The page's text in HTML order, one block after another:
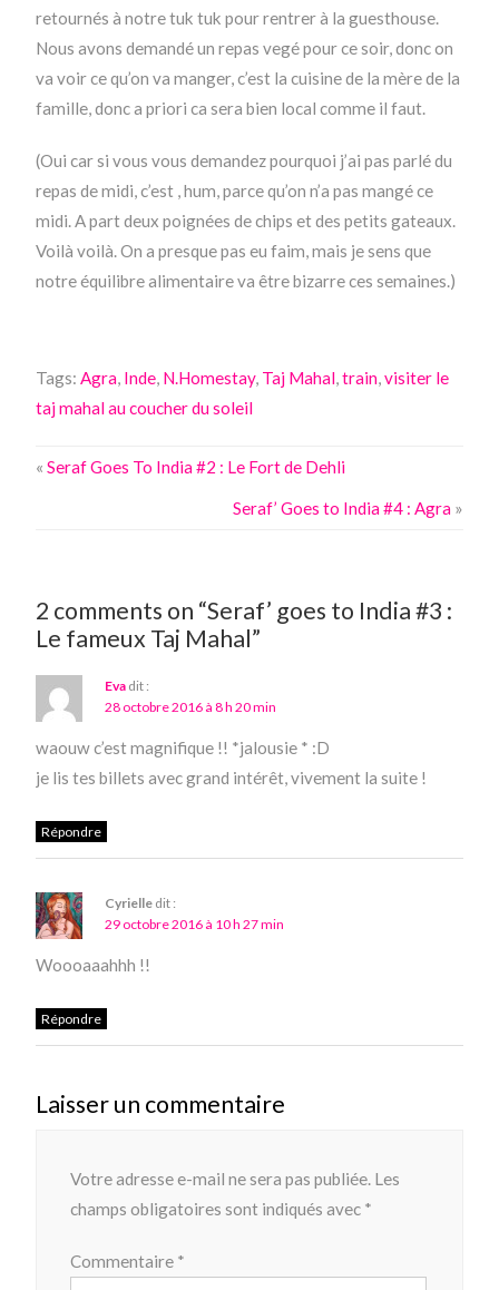
retournés à notre tuk tuk pour rentrer à la guesthouse.
Nous avons demandé un repas vegé pour ce soir, donc on
va voir ce qu’on va manger, c’est la cuisine de la mère de la
famille, donc a priori ca sera bien local comme il faut.
(Oui car si vous vous demandez pourquoi j’ai pas parlé du
repas de midi, c’est , hum, parce qu’on n’a pas mangé ce
midi. A part deux poignées de chips et des petits gateaux.
Voilà voilà. On a presque pas eu faim, mais je sens que
notre équilibre alimentaire va être bizarre ces semaines.)
Tags:Agra, Inde, N.Homestay, Taj Mahal,train,visiter le
taj mahal au coucher du soleil
«Seraf Goes To India #2 : Le Fort de Dehli
Seraf’ Goes to India #4 : Agra»
2 comments on “Seraf’ goes to India #3 :
Le fameux Taj Mahal”
Eva dit :
28 octobre 2016 à 8 h 20 min
waouw c’est magnifique !! *jalousie * :D
je lis tes billets avec grand intérêt, vivement la suite !
Répondre
Cyrielle dit :
29 octobre 2016 à 10 h 27 min
Woooaaahhh !!
Répondre
Laisser un commentaire
Votre adresse e-mail ne sera pas publiée. Les
champs obligatoires sont indiqués avec *
Commentaire *